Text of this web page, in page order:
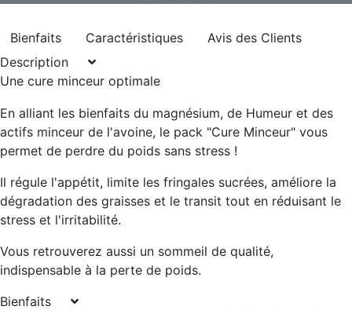
Bienfaits Caractéristiques
Avis des Clients
Description
Une cure minceur optimale
En alliant les bienfaits du magnésium, de Humeur et des
actifs minceur de l'avoine, le pack "Cure Minceur" vous
permet de perdre du poids sans stress !
Il régule l'appétit, limite les fringales sucrées, améliore la
dégradation des graisses et le transit tout en réduisant le
stress et l'irritabilité.
Vous retrouverez aussi un sommeil de qualité,
indispensable à la perte de poids.
Bienfaits